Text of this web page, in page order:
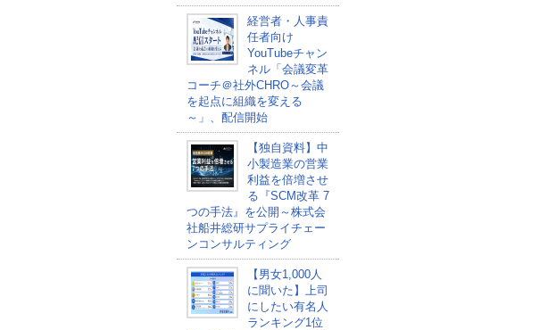
経営者・人事責
任者向け
YouTubeチャン
ネル「会議変革
コーチ＠社外CHRO～会議
を起点に組織を変える
～」、配信開始
【独自資料】中
小製造業の営業
利益を倍増させ
る『SCM改革 7
つの手法』を公開～株式会
社船井総研サプライチェー
ンコンサルティング
【男女1,000人
に聞いた】上司
にしたい有名人
ランキング1位